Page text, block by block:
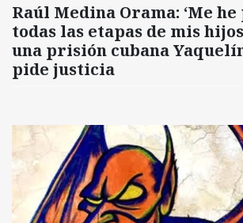
Raúl Medina Orama: ‘Me
todas las etapas de mis
una prisión cubana
pide justicia